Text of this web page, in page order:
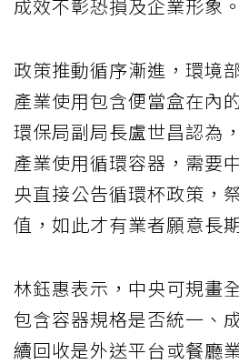
成效不彰恐損及企業形象。
政策推動循序漸進，環境
產業使用包含便當盒在內
環保局副局長盧世昌認為
產業使用循環容器，需要
央直接公告循環杯政策，
值，如此才有業者願意長
林鈺惠表示，中央可規畫
包含容器規格是否統一、
續回收是外送平台或餐廳